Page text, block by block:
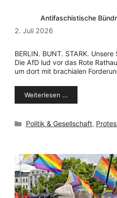
Antifaschistische
2. Juli 2026
BERLIN. BUNT. STARK.
Die AfD lud vor das Rote
um dort mit brachialen
Weiterlesen …
Kategorien
Politik & Gesellschaft,